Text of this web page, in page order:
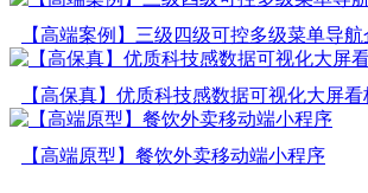
【高端案例】三级四级可控多级菜单导
【高保真】优质科技感数据可视化大屏看
【高端原型】餐饮外卖移动端小程序